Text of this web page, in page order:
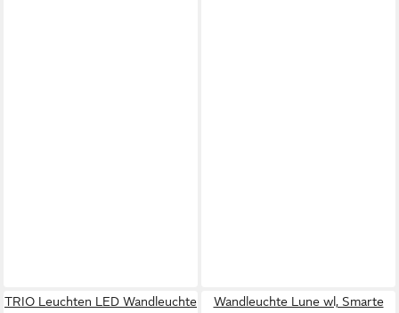
TRIO Leuchten LED Wandleuchte
Wandleuchte Lune wl, Smarte